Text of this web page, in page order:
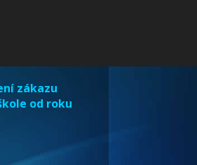
zákazu
od roku